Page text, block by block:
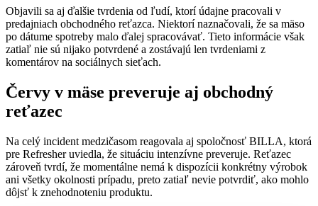
Objavili sa aj ďalšie tvrdenia od ľudí, ktorí údajne pracovali v
predajniach obchodného reťazca. Niektorí naznačovali, že sa mäso
po dátume spotreby malo ďalej spracovávať. Tieto informácie však
zatiaľ nie sú nijako potvrdené a zostávajú len tvrdeniami z
komentárov na sociálnych sieťach.
Červy v mäse preveruje aj obchodný
reťazec
Na celý incident medzičasom reagovala aj spoločnosť BILLA, ktorá
pre Refresher uviedla, že situáciu intenzívne preveruje. Reťazec
zároveň tvrdí, že momentálne nemá k dispozícii konkrétny výrobok
ani všetky okolnosti prípadu, preto zatiaľ nevie potvrdiť, ako mohlo
dôjsť k znehodnoteniu produktu.